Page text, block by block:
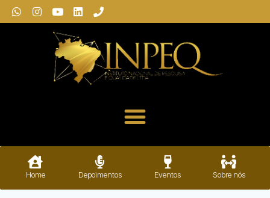
Home Depoimentos Eventos Sobre nós